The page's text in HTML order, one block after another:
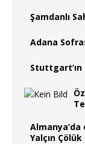
Şamdanlı
Adana
Yalçın